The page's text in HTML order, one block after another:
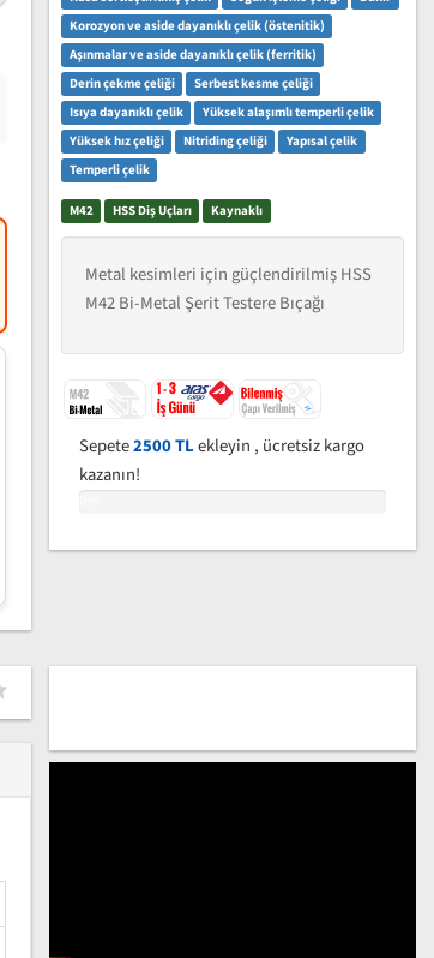
Korozyon ve aside dayanıklı çelik (östenitik)
Aşınmalar ve aside dayanıklı çelik (ferritik)
Derin çekme çeliği
Serbest kesme çeliği
Isıya dayanıklı çelik
Yüksek alaşımlı temperli çelik
Yüksek hız çeliği
Nitriding çeliği
Yapısal çelik
Temperli çelik
M42 HSS Diş Uçları Kaynaklı
Metal kesimleri için güçlendirilmiş HSS
M42 Bi-Metal Şerit Testere Bıçağı
Sepete2500 TLekleyin , ücretsiz kargo
kazanın!